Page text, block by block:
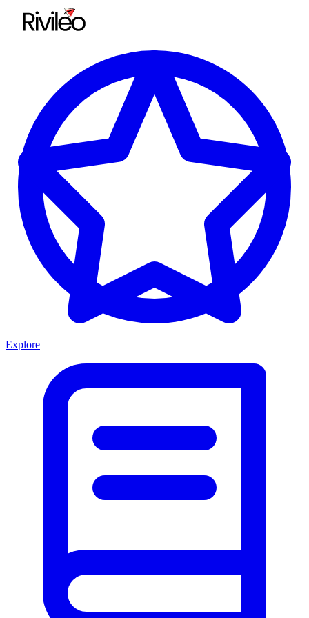
Explore